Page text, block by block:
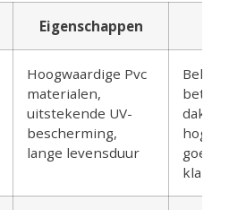
Eigenschappen
Hoogwaardige Pvc
materialen,
uitstekende UV-
bescherming,
lange levensduur
hoge
goede